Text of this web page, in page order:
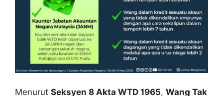
Menurut Seksyen 8 Akta WTD 1965, Wang Tak